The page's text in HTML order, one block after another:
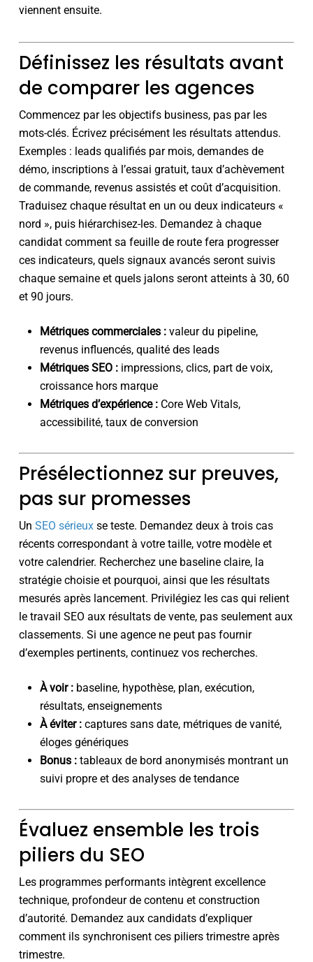
viennent ensuite.
Définissez les résultats avant
de comparer les agences
Commencez par les objectifs business, pas par les
mots-clés. Écrivez précisément les résultats attendus.
Exemples : leads qualifiés par mois, demandes de
démo, inscriptions à l’essai gratuit, taux d’achèvement
de commande, revenus assistés et coût d’acquisition.
Traduisez chaque résultat en un ou deux indicateurs «
nord », puis hiérarchisez-les. Demandez à chaque
candidat comment sa feuille de route fera progresser
ces indicateurs, quels signaux avancés seront suivis
chaque semaine et quels jalons seront atteints à 30, 60
et 90 jours.
Métriques commerciales :valeur du pipeline,
revenus influencés, qualité des leads
Métriques SEO :impressions, clics, part de voix,
croissance hors marque
Métriques d’expérience :Core Web Vitals,
accessibilité, taux de conversion
Présélectionnez sur preuves,
pas sur promesses
Un SEO sérieuxse teste. Demandez deux à trois cas
récents correspondant à votre taille, votre modèle et
votre calendrier. Recherchez une baseline claire, la
stratégie choisie et pourquoi, ainsi que les résultats
mesurés après lancement. Privilégiez les cas qui relient
le travail SEO aux résultats de vente, pas seulement aux
classements. Si une agence ne peut pas fournir
d’exemples pertinents, continuez vos recherches.
À voir :baseline, hypothèse, plan, exécution,
résultats, enseignements
À éviter :captures sans date, métriques de vanité,
éloges génériques
Bonus :tableaux de bord anonymisés montrant un
suivi propre et des analyses de tendance
Évaluez ensemble les trois
piliers du SEO
Les programmes performants intègrent excellence
technique, profondeur de contenu et construction
d’autorité. Demandez aux candidats d’expliquer
comment ils synchronisent ces piliers trimestre après
trimestre.